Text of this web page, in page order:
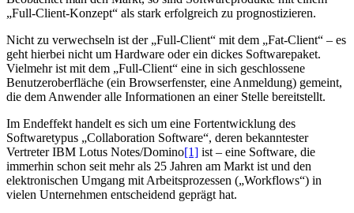
„Full-Client-Konzept“ als stark erfolgreich zu prognostizieren.
Nicht zu verwechseln ist der „Full-Client“ mit dem „Fat-Client“ – es
geht hierbei nicht um Hardware oder ein dickes Softwarepaket.
Vielmehr ist mit dem „Full-Client“ eine in sich geschlossene
Benutzeroberfläche (ein Browserfenster, eine Anmeldung) gemeint,
die dem Anwender alle Informationen an einer Stelle bereitstellt.
Im Endeffekt handelt es sich um eine Fortentwicklung des
Softwaretypus „Collaboration Software“, deren bekanntester
Vertreter IBM Lotus Notes/Domino[1] ist – eine Software, die
immerhin schon seit mehr als 25 Jahren am Markt ist und den
elektronischen Umgang mit Arbeitsprozessen („Workflows“) in
vielen Unternehmen entscheidend geprägt hat.